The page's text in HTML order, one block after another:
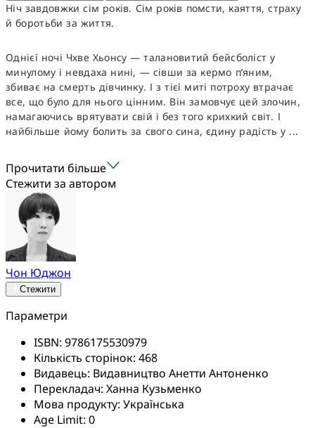
Ніч завдовжки сім років. Сім років помсти, каяття, страху
й боротьби за життя.
Однієї ночі Чхве Хьонсу — талановитий бейсболіст у
минулому і невдаха нині, — сівши за кермо п’яним,
збиває на смерть дівчинку. І з тієї миті потроху втрачає
все, що було для нього цінним. Він замовчує цей злочин,
намагаючись врятувати свій і без того крихкий світ. І
найбільше йому болить за свого сина, єдину радість у ...
Прочитати більше
Стежити за автором
Чон Юджон
Стежити
Параметри
ISBN: 9786175530979
Кількість сторінок: 468
Видавець: Видавництво Анетти Антоненко
Перекладач: Ханна Кузьменко
Мова продукту: Українська
Age Limit: 0